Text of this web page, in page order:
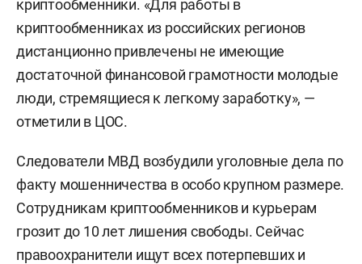
криптообменники. «Для работы в
криптообменниках из российских регионов
дистанционно привлечены не имеющие
достаточной финансовой грамотности молодые
люди, стремящиеся к легкому заработку», —
отметили в ЦОС.
Следователи МВД возбудили уголовные дела по
факту мошенничества в особо крупном размере.
Сотрудникам криптообменников и курьерам
грозит до 10 лет лишения свободы. Сейчас
правоохранители ищут всех потерпевших и